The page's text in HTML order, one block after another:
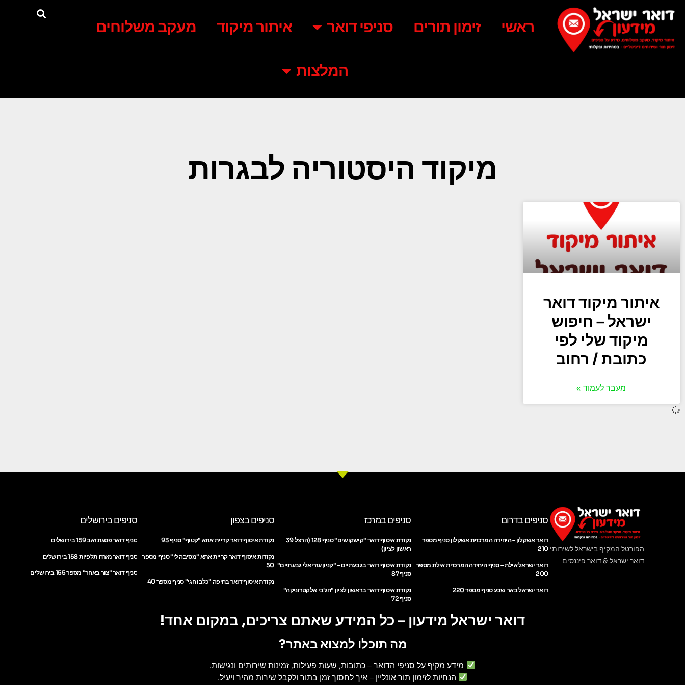
ראשי זימון תורים סניפי דואר איתור מיקוד מעקב משלוחים
המלצות
מיקוד היסטוריה לבגרות
איתור מיקוד דואר
ישראל – חיפוש
מיקוד שלי לפי
כתובת / רחוב
מעבר לעמוד »
הפורטל המקיף בישראל לשירותי
דואר ישראל & דואר פיננסים
סניפים בדרום
דואר אשקלון – היחידה המרכזית אשקלון סניף מספר
210
דואר ישראל אילת – סניף היחידה המרכזית אילת מספר
200
דואר ישראל באר שבע סניף מספר 220
סניפים במרכז
נקודת איסוף דואר "קישקושים" סניף 128 (הרצל 39
ראשון לציון)
נקודת איסוף דואר בגבעתיים – "קניון עזריאלי גבעתיים"
סניף 87
נקודת איסוף דואר בראשון לציון "חג'בי אלקטרוניקה"
סניף 72
סניפים בצפון
נקודת איסוף דואר קריית אתא "קטוף" סניף 93
נקודות איסוף דואר קריית אתא "מסיבה לי" סניף מספר
50
נקודת איסוף דואר בחיפה "כלבו חגי" סניף מספר 40
סניפים בירושלים
סניף דואר פסגת זאב 159 בירושלים
סניף דואר מזרח תלפיות 158 בירושלים
סניף דואר "צור באחר" מספר 155 בירושלים
דואר ישראל מידעון – כל המידע שאתם צריכים, במקום אחד!
מה תוכלו למצוא באתר?
מידע מקיף על סניפי הדואר– כתובות, שעות פעילות, זמינות שירותים ונגישות.
הנחיות לזימון תור אונליין – איך לחסוך זמן בתור ולקבל שירות מהיר ויעיל.